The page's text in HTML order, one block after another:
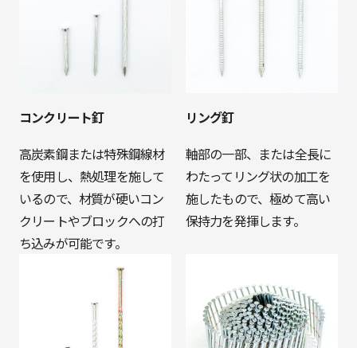
コンクリート釘
高炭素鋼または特殊鋼線材
を使用し、熱処理を施して
いるので、材質が硬いコン
クリートやブロックへの打
ち込みが可能です。
リング釘
軸部の一部、または全長に
わたってリング状の加工を
施したもので、極めて高い
保持力を発揮します。